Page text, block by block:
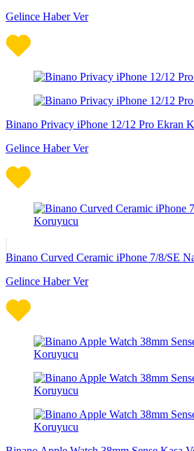
Gelince Haber Ver
Binano Privacy iPhone 12/12 Pro Ekran
Gelince Haber Ver
Binano Curved Ceramic iPhone 7/8/SE
Gelince Haber Ver